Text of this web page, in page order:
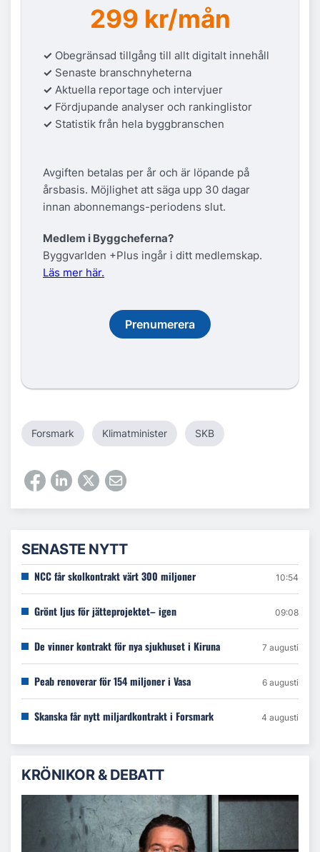
299 kr/mån
✓ Obegränsad tillgång till allt digitalt innehåll
✓ Senaste branschnyheterna
✓ Aktuella reportage och intervjuer
✓ Fördjupande analyser och rankinglistor
✓ Statistik från hela byggbranschen
Avgiften betalas per år och är löpande på
årsbasis. Möjlighet att säga upp 30 dagar
innan abonnemangs-periodens slut.
Medlem i Byggcheferna?
Byggvarlden +Plus ingår i ditt medlemskap.
Läs mer här.
Prenumerera
Forsmark Klimatminister SKB
SENASTE NYTT
NCC får skolkontrakt värt 300 miljoner 10:54
Grönt ljus för jätteprojektet– igen 09:08
De vinner kontrakt för nya sjukhuset i Kiruna 7 augusti
Peab renoverar för 154 miljoner i Vasa 6 augusti
Skanska får nytt miljardkontrakt i Forsmark 4 augusti
KRÖNIKOR & DEBATT